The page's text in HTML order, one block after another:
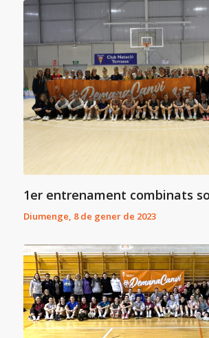
1er entrenament combinats
Diumenge, 8 de gener de 2023